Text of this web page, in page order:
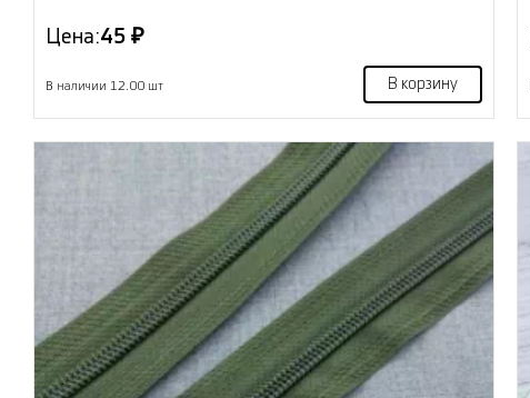
Цена:45 ₽
В наличии 12.00 шт В корзину